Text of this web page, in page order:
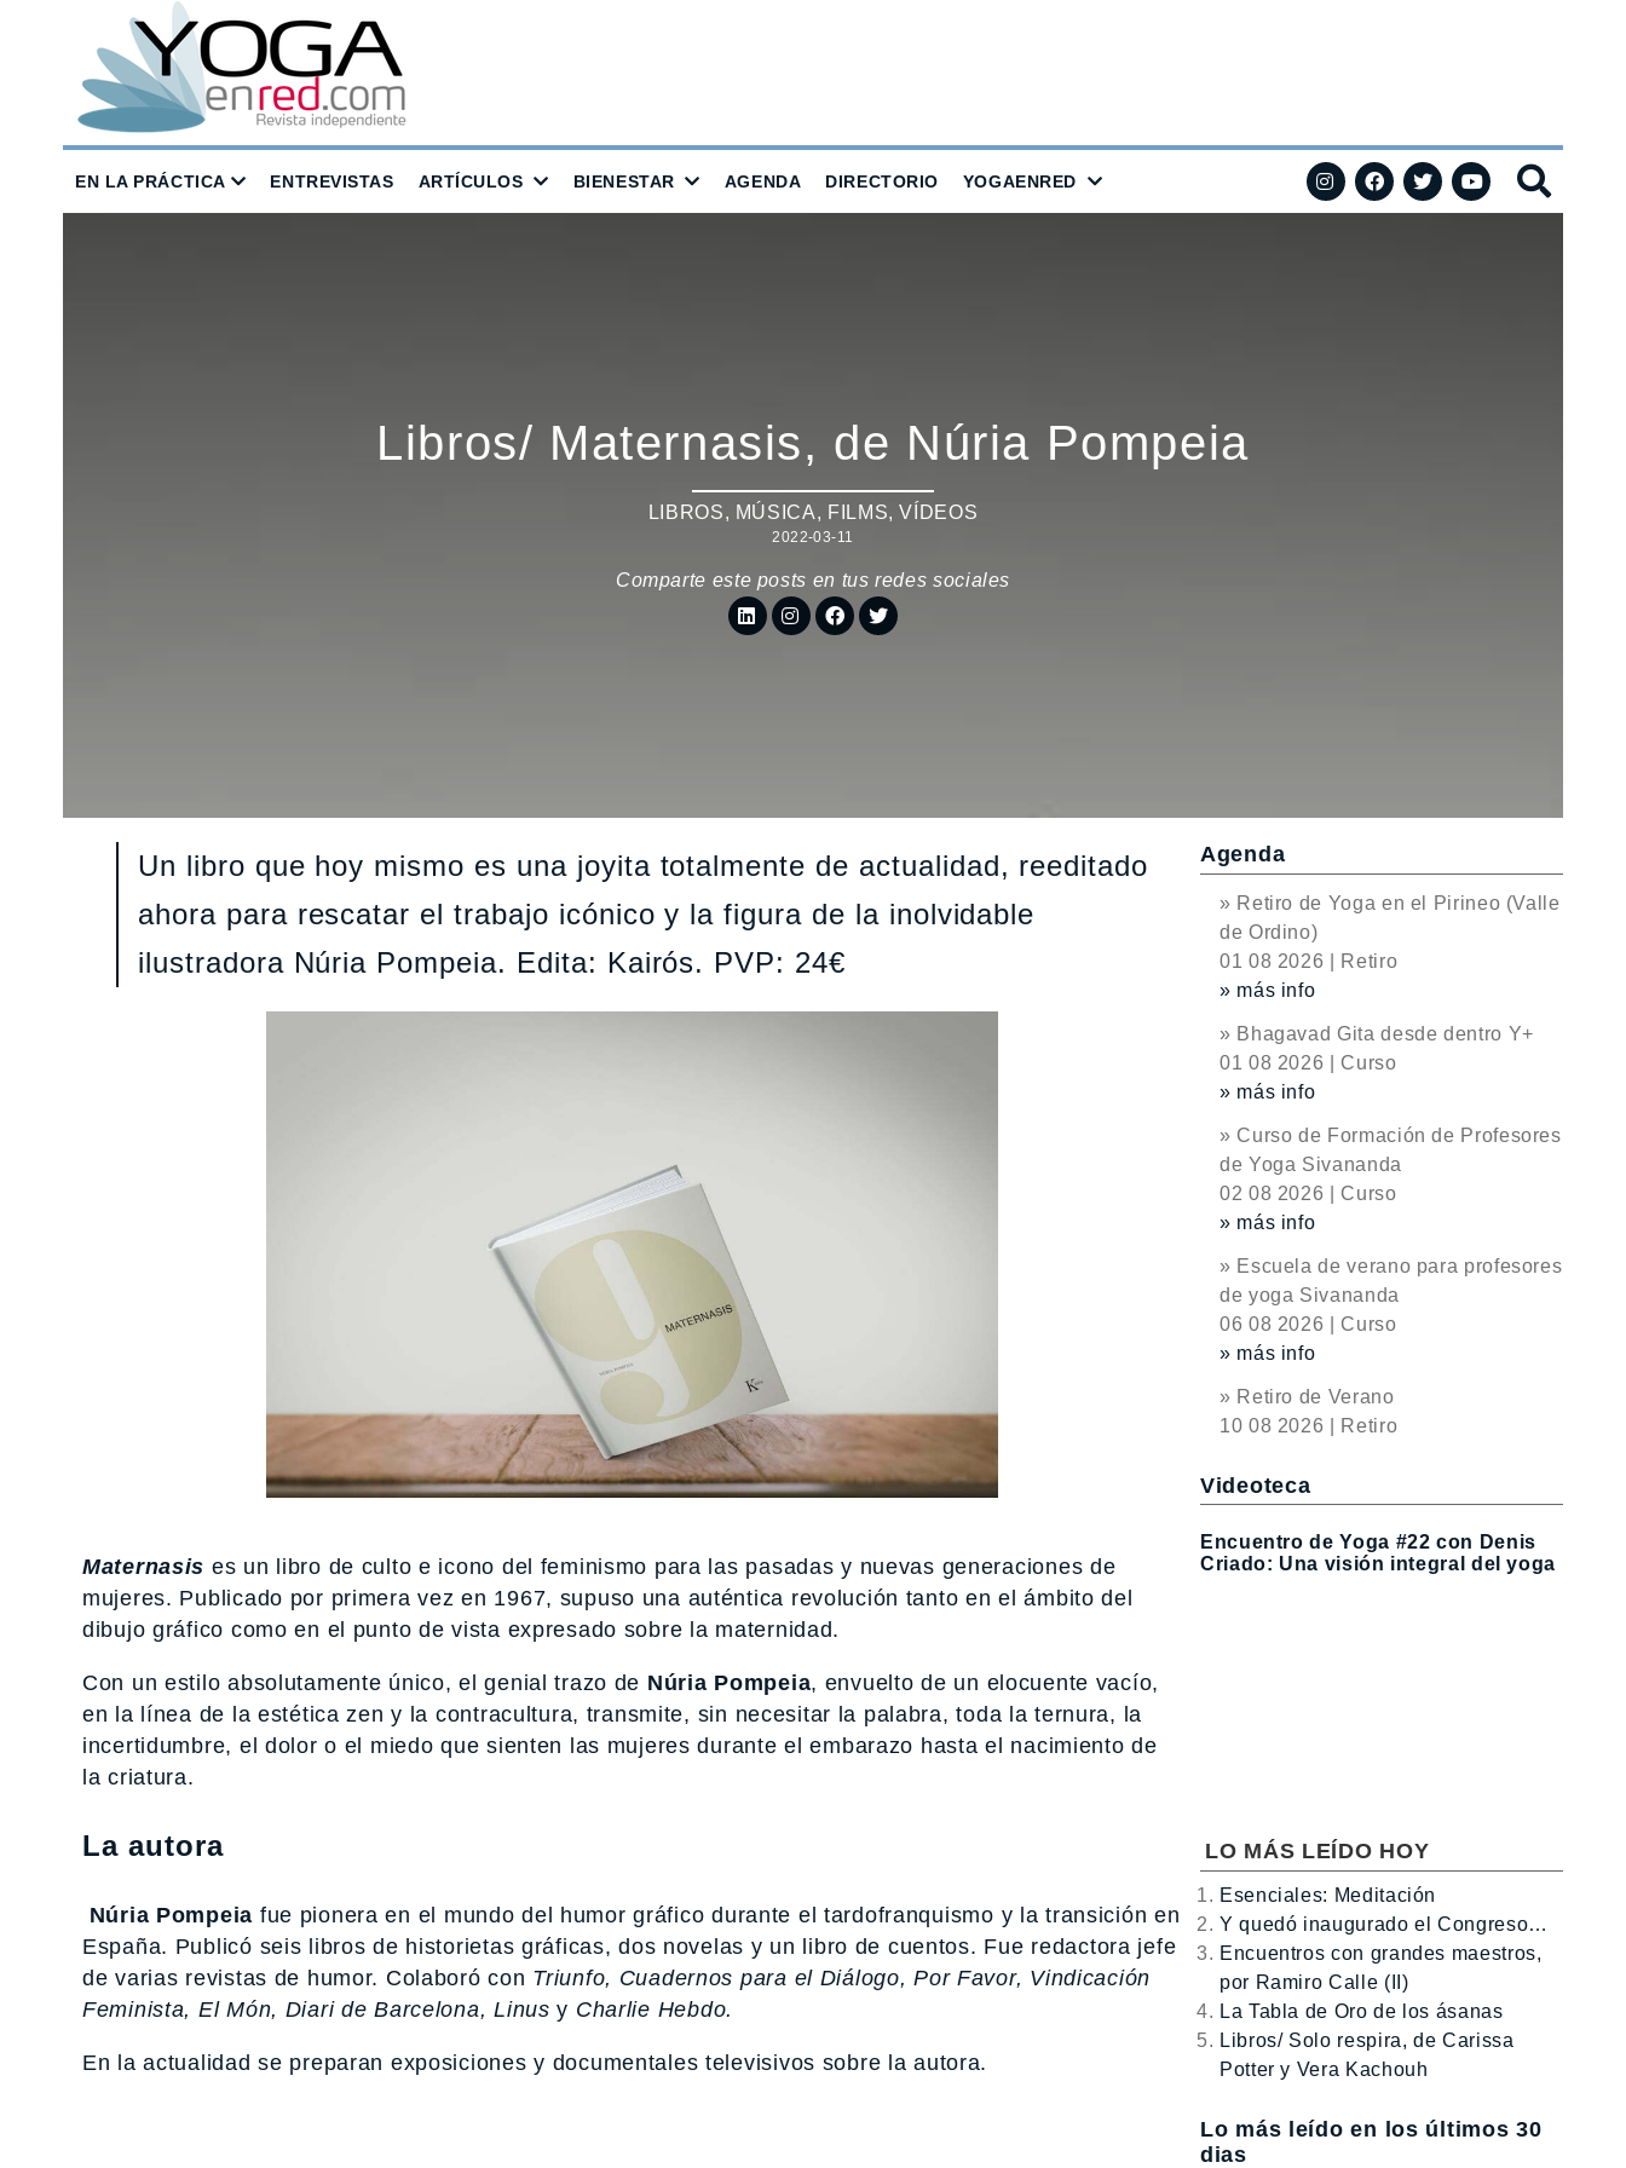
EN LA PRÁCTICA ENTREVISTAS ARTÍCULOS BIENESTAR AGENDA DIRECTORIO YOGAENRED
Libros/ Maternasis, de Núria Pompeia
LIBROS, MÚSICA, FILMS, VÍDEOS
2022-03-11
Comparte este posts en tus redes sociales
Un libro que hoy mismo es una joyita totalmente de actualidad, reeditado
ahora para rescatar el trabajo icónico y la figura de la inolvidable
ilustradora Núria Pompeia. Edita: Kairós. PVP: 24€
Maternasis es un libro de culto e icono del feminismo para las pasadas y nuevas generaciones de
mujeres. Publicado por primera vez en 1967, supuso una auténtica revolución tanto en el ámbito del
dibujo gráfico como en el punto de vista expresado sobre la maternidad.
Con un estilo absolutamente único, el genial trazo de Núria Pompeia, envuelto de un elocuente vacío,
en la línea de la estética zen y la contracultura, transmite, sin necesitar la palabra, toda la ternura, la
incertidumbre, el dolor o el miedo que sienten las mujeres durante el embarazo hasta el nacimiento de
la criatura.
La autora
Núria Pompeia fue pionera en el mundo del humor gráfico durante el tardofranquismo y la transición en
España. Publicó seis libros de historietas gráficas, dos novelas y un libro de cuentos. Fue redactora jefe
de varias revistas de humor. Colaboró con Triunfo, Cuadernos para el Diálogo, Por Favor, Vindicación
Feminista, El Món, Diari de Barcelona, Linusy Charlie Hebdo.
En la actualidad se preparan exposiciones y documentales televisivos sobre la autora.
Agenda
» Retiro de Yoga en el Pirineo (Valle
de Ordino)
01 08 2026 | Retiro
» más info
» Bhagavad Gita desde dentro Y+
01 08 2026 | Curso
» más info
» Curso de Formación de Profesores
de Yoga Sivananda
02 08 2026 | Curso
» más info
» Escuela de verano para profesores
de yoga Sivananda
06 08 2026 | Curso
» más info
» Retiro de Verano
10 08 2026 | Retiro
Videoteca
Encuentro de Yoga #22 con Denis
Criado: Una visión integral del yoga
LO MÁS LEÍDO HOY
Esenciales: Meditación
Y quedó inaugurado el Congreso…
Encuentros con grandes maestros,
por Ramiro Calle (II)
La Tabla de Oro de los ásanas
Libros/ Solo respira, de Carissa
Potter y Vera Kachouh
Lo más leído en los últimos 30
dias